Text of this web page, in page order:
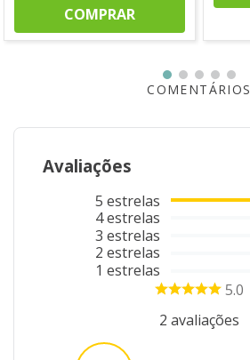
COMPRAR
COMENTÁRIOS
Avaliações
5 estrelas
4estrelas
3 estrelas
2 estrelas
1 estrelas
5.0
2 avaliações